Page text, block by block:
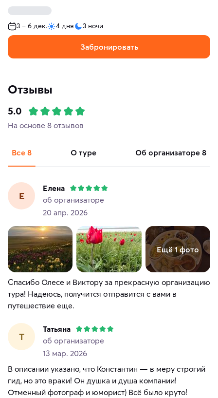
3 – 6 дек. 4 дня 3 ночи
Забронировать
Отзывы
5.0
На основе 8 отзывов
Все 8 о туре об организаторе 8
Е
Елена
об организаторе
20 апр. 2026
Ещё 1 фото
Спасибо Олесе и Виктору за прекрасную организацию
тура! Надеюсь, получится отправится с вами в
путешествие еще.
Т
Татьяна
об организаторе
13 мар. 2026
В описании указано, что Константин — в меру строгий
гид, но это враки! Он душка и душа компании!
Отменный фотограф и юморист) Всё было круто!